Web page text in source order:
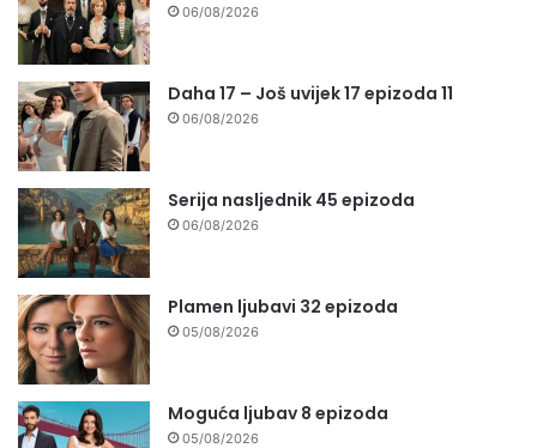
06/08/2026
Daha 17 – Još uvijek 17 epizoda 11
06/08/2026
Serija nasljednik 45 epizoda
06/08/2026
Plamen ljubavi 32 epizoda
05/08/2026
Moguća ljubav 8 epizoda
05/08/2026